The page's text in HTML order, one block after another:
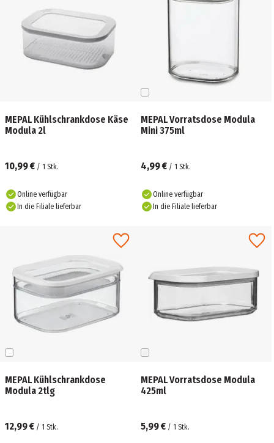
MEPAL Kühlschrankdose Käse
Modula 2l
10,99 € / 1 Stk.
Online verfügbar
In die Filiale lieferbar
MEPAL Vorratsdose Modula
Mini 375ml
4,99 € / 1 Stk.
Online verfügbar
In die Filiale lieferbar
MEPAL Kühlschrankdose
Modula 2tlg
12,99 € / 1 Stk.
MEPAL Vorratsdose Modula
425ml
5,99 € / 1 Stk.